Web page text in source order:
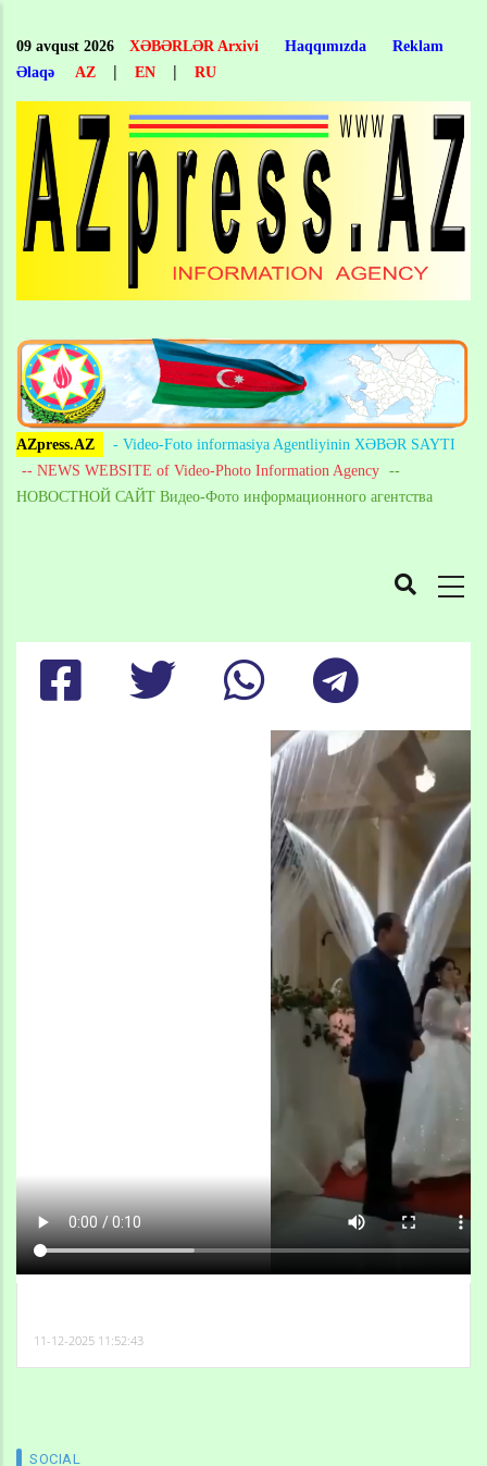
main
content
09 avqust 2026 XƏBƏRLƏR Arxivi Haqqımızda
Reklam
Əlaqə
AZ | EN | RU
AZpress.AZ
- Video-Foto informasiya Agentliyinin XƏBƏR SAYTI
-- NEWS WEBSITE of Video-Photo Information Agency --
НОВОСТНОЙ САЙТ Видео-Фото информационного агентства
11-12-2025 11:52:43
SOCIAL